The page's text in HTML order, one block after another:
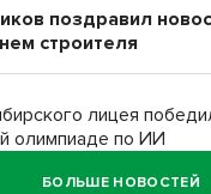
поздравил
строителя
лицея
олимпиаде по ИИ
БОЛЬШЕ НОВОСТЕЙ